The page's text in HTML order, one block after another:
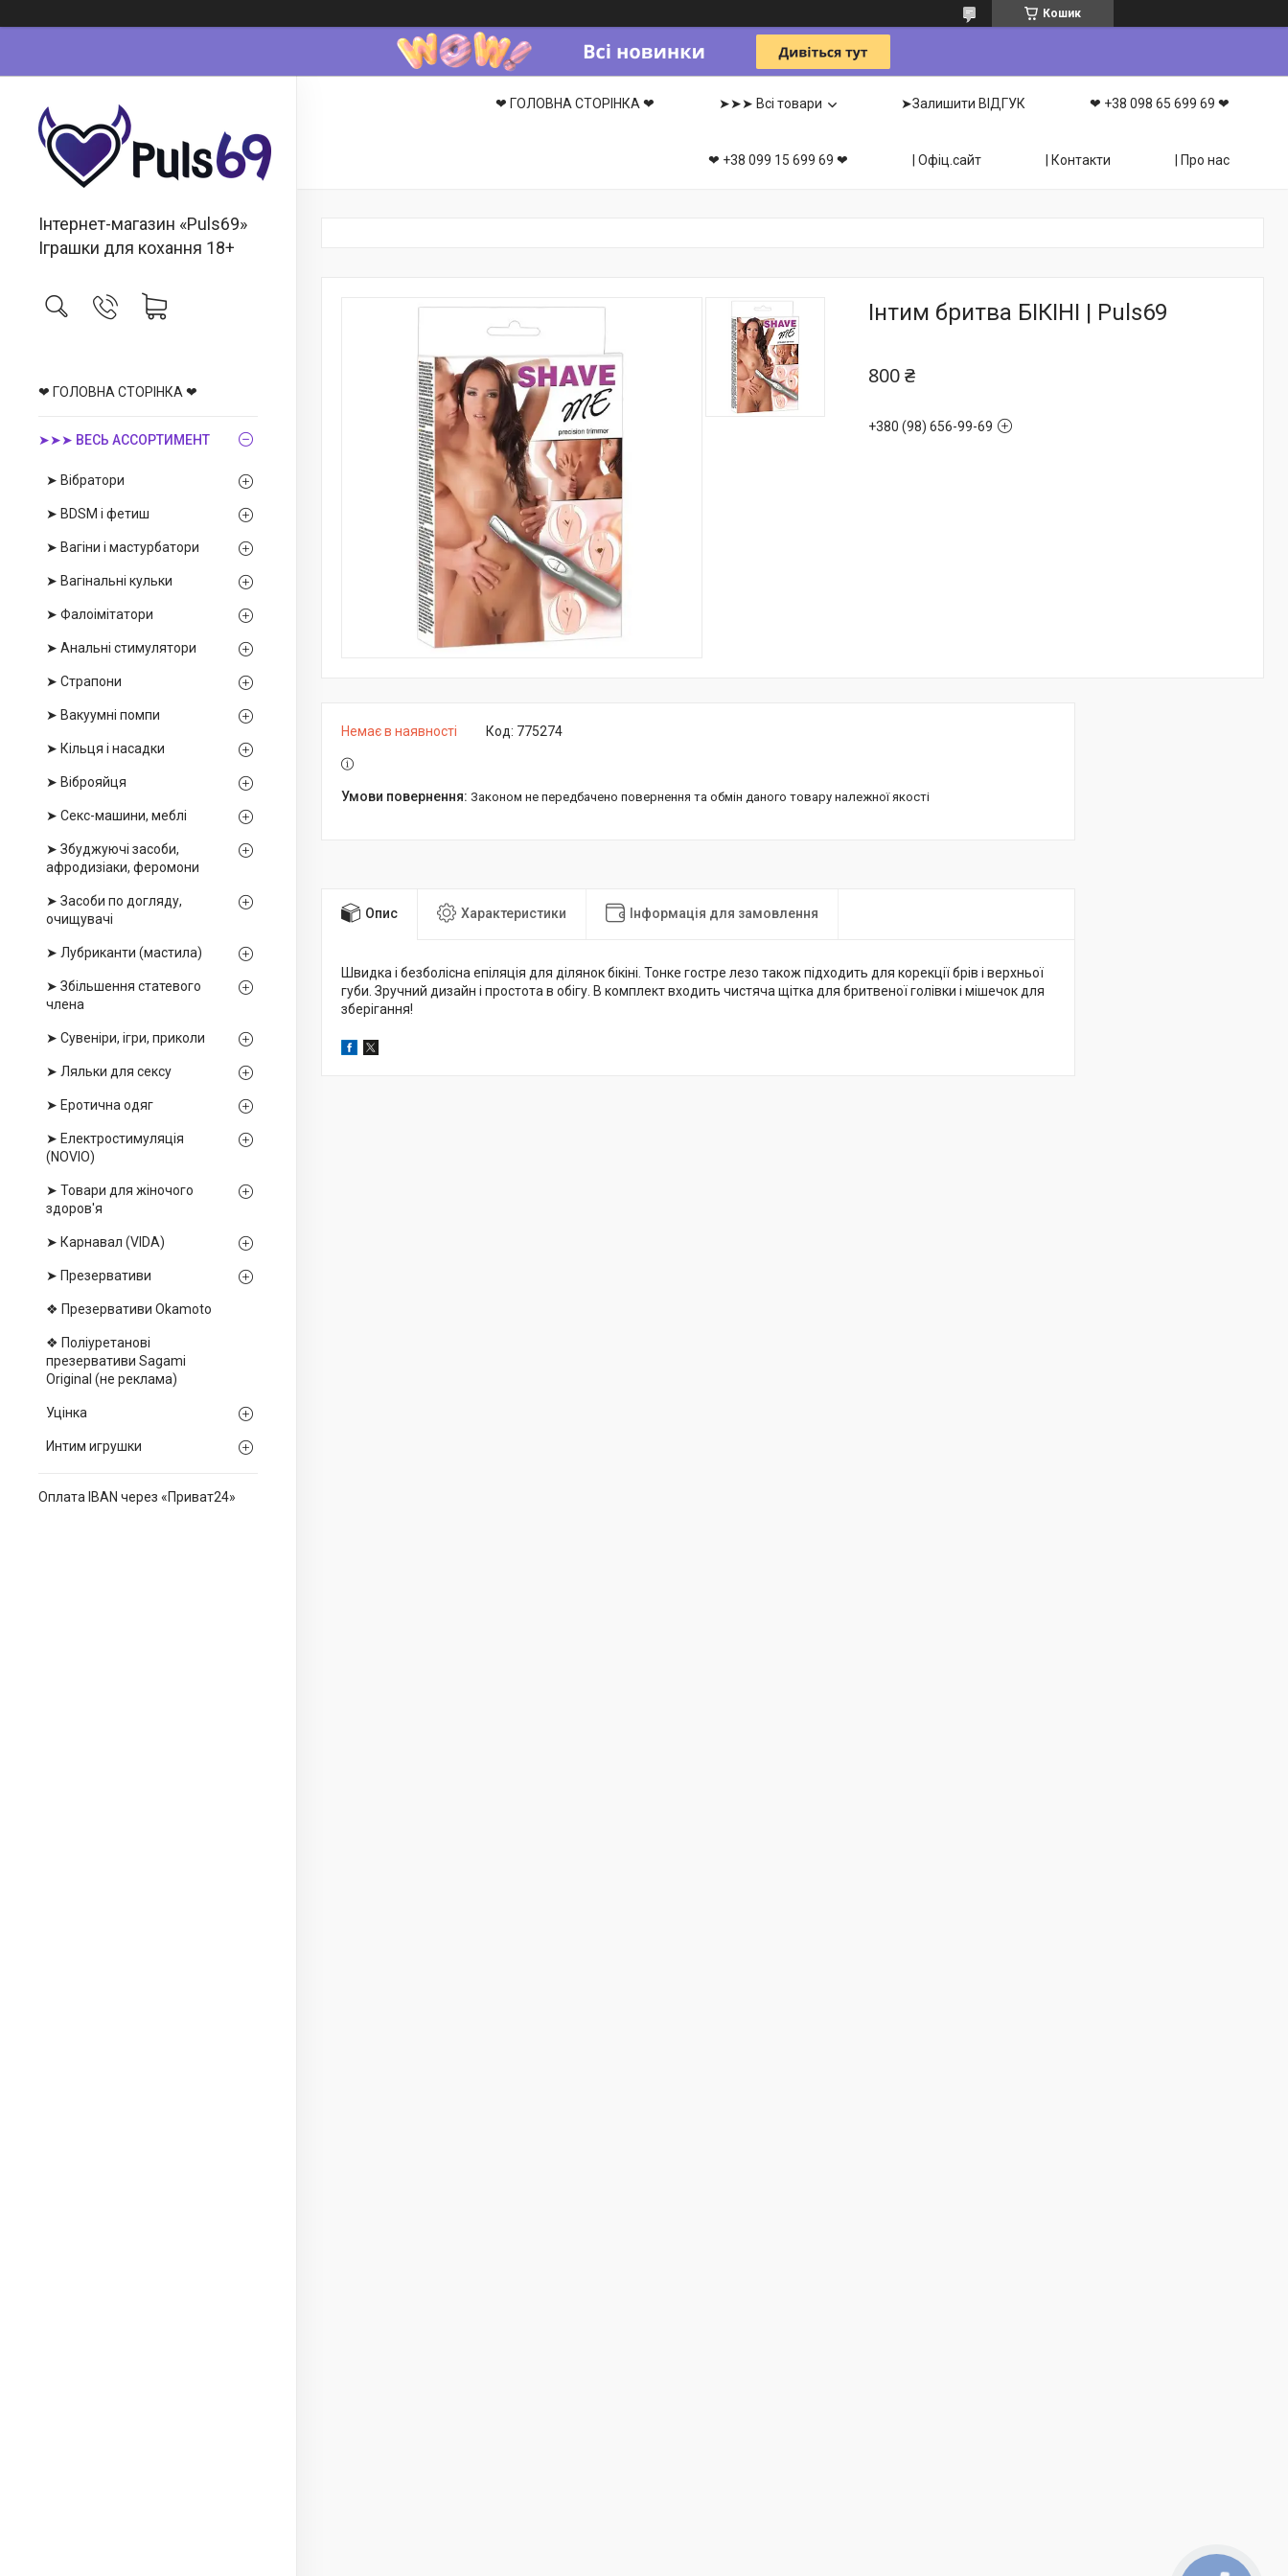
Кошик
Інтернет-магазин «Puls69»
Іграшки для кохання 18+
❤ ГОЛОВНА СТОРІНКА ❤
➤➤➤ ВЕСЬ АССОРТИМЕНТ
➤ Вібратори
➤ BDSM і фетиш
➤ Вагіни і мастурбатори
➤ Вагінальні кульки
➤ Фалоімітатори
➤ Анальні стимулятори
➤ Страпони
➤ Вакуумні помпи
➤ Кільця і насадки
➤ Віброяйця
➤ Секс-машини, меблі
➤ Збуджуючі засоби,
афродизіаки, феромони
➤ Засоби по догляду,
очищувачі
➤ Лубриканти (мастила)
➤ Збільшення статевого
члена
➤ Сувеніри, ігри, приколи
➤ Ляльки для сексу
➤ Еротична одяг
➤ Електростимуляція
(NOVIO)
➤ Товари для жіночого
здоров'я
➤ Карнавал (VIDA)
➤ Презервативи
❖ Презервативи Okamoto
❖ Поліуретанові
презервативи Sagami
Оriginal (не реклама)
Уцінка
Интим игрушки
Оплата IBAN через «Приват24»
❤ ГОЛОВНА СТОРІНКА ❤ ➤➤➤ Всі товари ➤Залишити ВІДГУК ❤ +38 098 65 699 69 ❤
❤ +38 099 15 699 69 ❤ | Офіц.сайт | Контакти | Про нас
Інтим бритва БІКІНІ | Puls69
800 ₴
+380 (98) 656-99-69
Немає в наявності Код: 775274
Законом не передбачено повернення та обмін даного товару належної якості
Опис Характеристики Інформація для замовлення
Швидка і безболісна епіляція для ділянок бікіні. Тонке гостре лезо також підходить для корекції брів і верхньої
губи. Зручний дизайн і простота в обігу. В комплект входить чистяча щітка для бритвеної голівки і мішечок для
зберігання!